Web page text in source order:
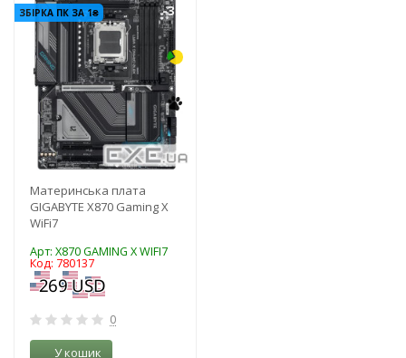
ЗБІРКА ПК ЗА 1₴ -3%
Материнська плата
GIGABYTE X870 Gaming X
WiFi7
Арт: X870 GAMING X WIFI7
Код: 780137
0
У кошик